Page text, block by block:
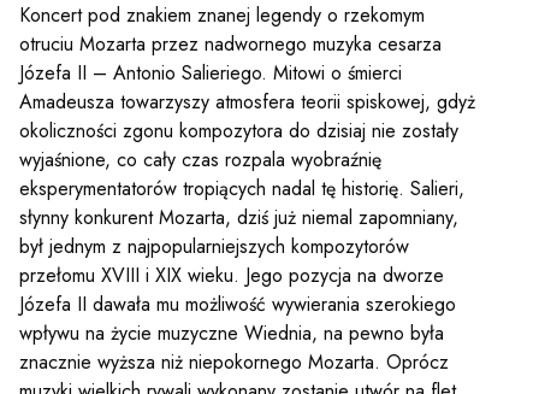
Koncert pod znakiem znanej legendy o rzekomym
otruciu Mozarta przez nadwornego muzyka cesarza
Józefa II – Antonio Salieriego. Mitowi o śmierci
Amadeusza towarzyszy atmosfera teorii spiskowej, gdyż
okoliczności zgonu kompozytora do dzisiaj nie zostały
wyjaśnione, co cały czas rozpala wyobraźnię
eksperymentatorów tropiących nadal tę historię. Salieri,
słynny konkurent Mozarta, dziś już niemal zapomniany,
był jednym z najpopularniejszych kompozytorów
przełomu XVIII i XIX wieku. Jego pozycja na dworze
Józefa II dawała mu możliwość wywierania szerokiego
wpływu na życie muzyczne Wiednia, na pewno była
znacznie wyższa niż niepokornego Mozarta. Oprócz